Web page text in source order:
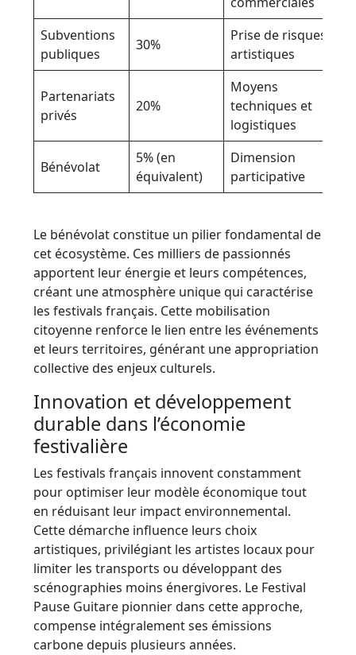
Subventions
publiques
30%
Prise de risques
artistiques
Partenariats
privés
20%
Moyens
techniques et
logistiques
Bénévolat
5% (en
équivalent)
Dimension
participative
Le bénévolat constitue un pilier fondamental de
cet écosystème. Ces milliers de passionnés
apportent leur énergie et leurs compétences,
créant une atmosphère unique qui caractérise
les festivals français. Cette mobilisation
citoyenne renforce le lien entre les événements
et leurs territoires, générant une appropriation
collective des enjeux culturels.
Innovation et développement
durable dans l’économie
festivalière
Les festivals français innovent constamment
pour optimiser leur modèle économique tout
en réduisant leur impact environnemental.
Cette démarche influence leurs choix
artistiques, privilégiant les artistes locaux pour
limiter les transports ou développant des
scénographies moins énergivores. Le Festival
Pause Guitare pionnier dans cette approche,
compense intégralement ses émissions
carbone depuis plusieurs années.